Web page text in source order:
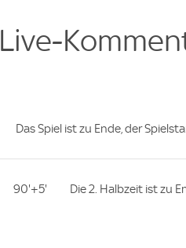
Live-
Das Spiel ist zu Ende, der
90'+5' Die 2. Halbzeit ist zu